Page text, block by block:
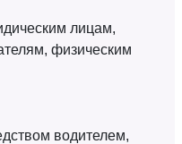
лицам,
физическим
водителем,